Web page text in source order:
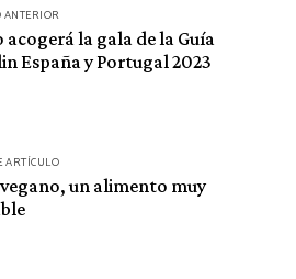
ANTERIOR
acogerá la gala de la Guía
España y Portugal 2023
ARTÍCULO
un alimento muy